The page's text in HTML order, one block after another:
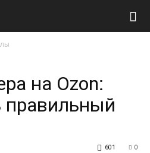
на Ozon:
правильный
0
601